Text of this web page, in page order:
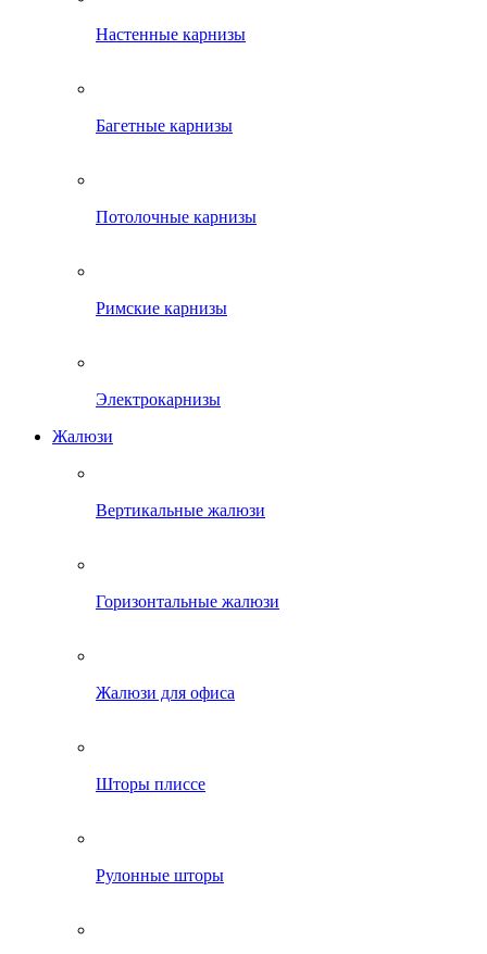
Настенные карнизы
Багетные карнизы
Потолочные карнизы
Римские карнизы
Электрокарнизы
Жалюзи
Вертикальные жалюзи
Горизонтальные жалюзи
Жалюзи для офиса
Шторы плиссе
Рулонные шторы